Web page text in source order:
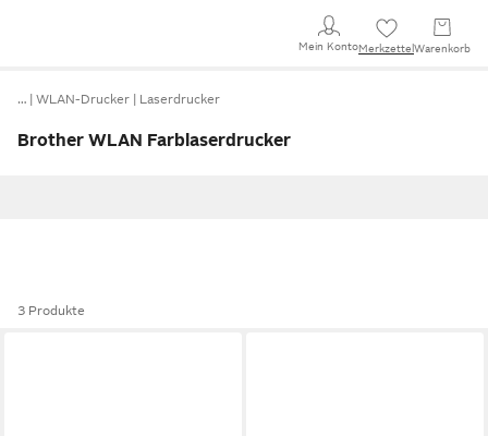
Mein KontoMerkzettel Warenkorb
… WLAN-Drucker Laserdrucker
Brother WLAN Farblaserdrucker
3 Produkte